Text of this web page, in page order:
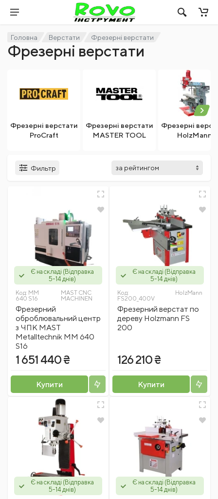
Головна Верстати Фрезерні верстати
Фрезерні верстати
Фрезерні верстати
ProCraft
Фрезерні верстати
MASTER TOOL
Фрезерні
HolzMann
Фильтр
Є на складі (Відправка
5-14 днів)
Код: ММ
640 S16
MAST CNC
MACHINEN
Фрезерний
оброблювальний центр
з ЧПК MAST
Metalltechnik ММ 640
S16
1 651 440 ₴
Купити
Є на складі (Відправка
5-14 днів)
Код:
FS200_400V
HolzMann
Фрезерний верстат по
дереву Holzmann FS
200
126 210 ₴
Купити
Є на складі (Відправка
5-14 днів)
Є на складі (Відправка
5-14 днів)